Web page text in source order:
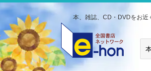
本、雑誌、CD・DVDをお近